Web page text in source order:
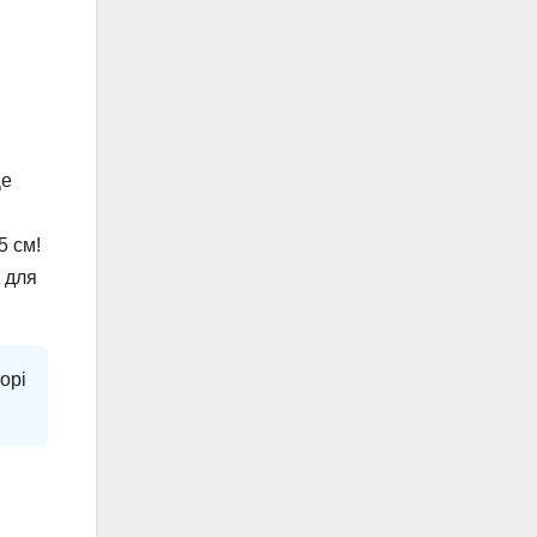
см!
для